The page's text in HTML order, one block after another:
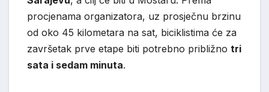
procjenama organizatora, uz prosječnu brzinu
od oko 45 kilometara na sat, biciklistima će za
završetak prve etape biti potrebno približno tri
sata i sedam minuta.